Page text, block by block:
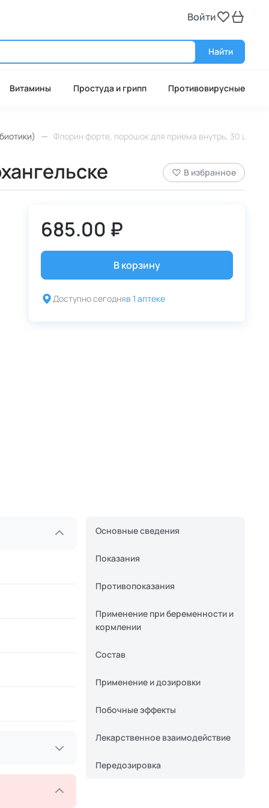
Войти
Найти
Витамины Простуда и грипп Противовирусные
Флорин форте, порошок для приема внутрь, 30 шт.
В избранное
685.00 ₽
В корзину
Доступно сегодняв 1 аптеке
Основные сведения
Показания
Противопоказания
Применение при беременности и
кормлении
Состав
Применение и дозировки
Побочные эффекты
Лекарственное взаимодействие
Передозировка